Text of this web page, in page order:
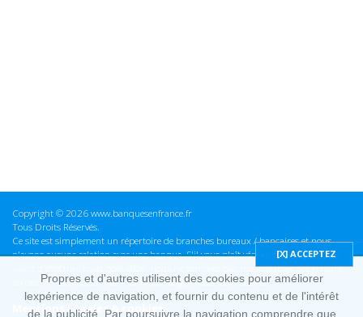
Copyright © 2026 www.banquesenfrance.fr
Tous Droits Réservés.
Ce site est simplement un répertoire de branches bureaux / bancaires et nous
n'avons aucune relation avec une banque. S'il vous plaît vérifier ces informations
avant d'effectuer toute opération, nous ne sommes pas responsables des erreurs
ou des omissions dans les informations que nous fournissons.
Mentions Légales & cookies
Propres et d'autres utilisent des cookies pour améliorer
lexpérience de navigation, et fournir du contenu et de l'intérêt
de la publicité. Par poursuivre la navigation comprendre que